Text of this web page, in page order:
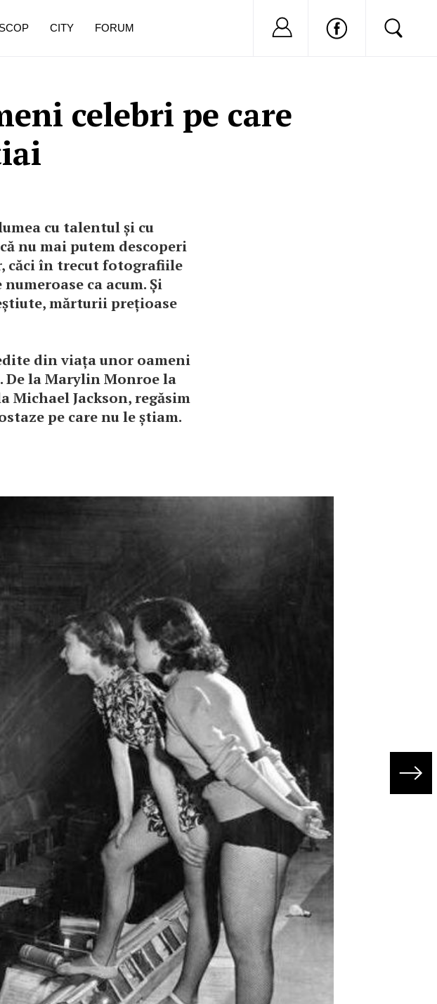
celebri pe care
cu talentul și cu
nu mai putem descoperi
căci în trecut fotografiile
ca acum. Și
mărturii prețioase
din viața unor oameni
De la Marylin Monroe la
Michael Jackson, regăsim
pe care nu le știam.
CITY FORUM Nu ai cont?
investigația